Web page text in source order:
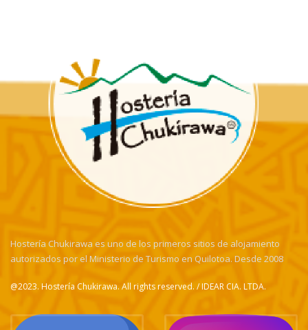
Hostería Chukirawa es uno de los primeros sitios de alojamiento
autorizados por el Ministerio de Turismo en Quilotoa. Desde 2008
@2023. Hostería Chukirawa. All rights reserved. / IDEAR CIA. LTDA.